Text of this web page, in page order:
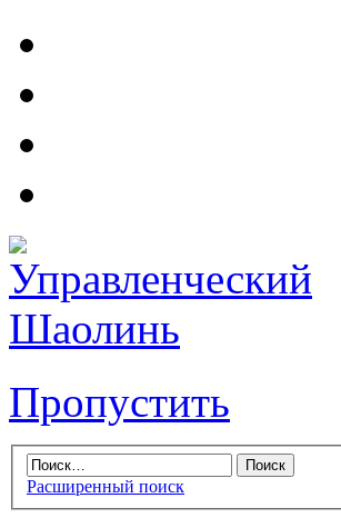
Пропустить
Расширенный поиск